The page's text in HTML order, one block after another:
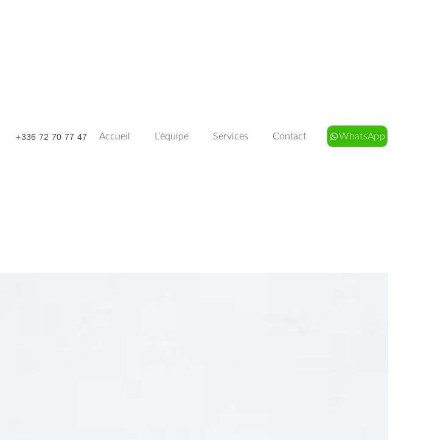
+336 72 70 77 47 Accueil L’équipe Services Contact WhatsApp